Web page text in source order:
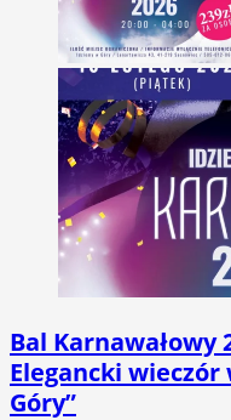
Bal Karnawałowy
Elegancki
Góry”